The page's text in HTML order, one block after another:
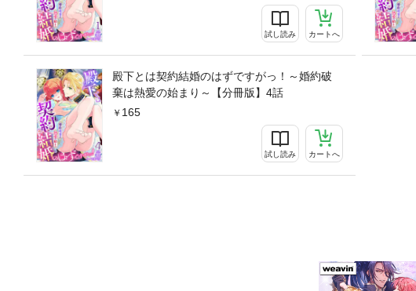
試し読み カートへ
殿下とは契約結婚のはずですがっ！～婚約破
棄は熱愛の始まり～【分冊版】4話
165
試し読み カートへ